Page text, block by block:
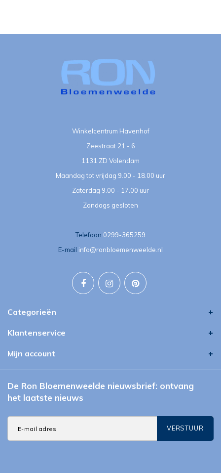
Winkelcentrum Havenhof
Zeestraat 21 - 6
1131 ZD Volendam
Maandag tot vrijdag 9.00 - 18.00 uur
Zaterdag 9.00 - 17.00 uur
Zondags gesloten
Telefoon 0299-365259
E-mail info@ronbloemenweelde.nl
Categorieën
Klantenservice
Mijn account
De Ron Bloemenweelde nieuwsbrief: ontvang
het laatste nieuws
VERSTUUR